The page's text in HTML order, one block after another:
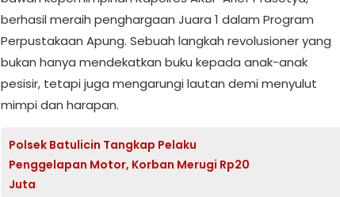
berhasil meraih penghargaan Juara 1 dalam Program
Perpustakaan Apung. Sebuah langkah revolusioner yang
bukan hanya mendekatkan buku kepada anak-anak
pesisir, tetapi juga mengarungi lautan demi menyulut
mimpi dan harapan.
Polsek Batulicin Tangkap Pelaku
Penggelapan Motor, Korban Merugi Rp20
Juta